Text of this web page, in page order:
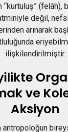
“kurtuluş” (felâh),
değil,
arınarak
ilişkilendirilmiştir.
ve
Aksiyon
antropoloğun